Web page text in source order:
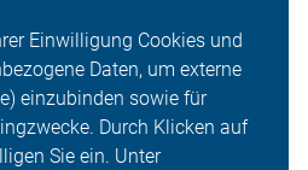
Einwilligung Cookies und
Daten, um externe
einzubinden sowie für
Durch Klicken auf
Sie ein. Unter
und Einhaltung